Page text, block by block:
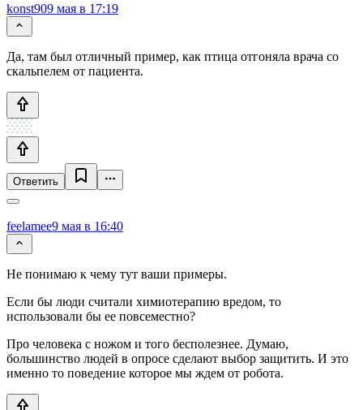
konst909 мая в 17:19
Да, там был отличный пример, как птица отгоняла врача со
скальпелем от пациента.
Ответить
feelamee9 мая в 16:40
Не понимаю к чему тут ваши примеры.
Если бы люди считали химиотерапию вредом, то
использовали бы ее повсеместно?
Про человека с ножом и того бесполезнее. Думаю,
большинство людей в опросе сделают выбор защитить. И это
именно то поведение которое мы ждем от робота.